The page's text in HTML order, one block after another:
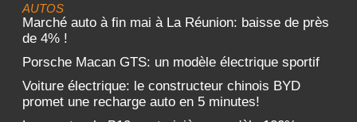
AUTOS
Marché auto à fin mai à La Réunion: baisse de près
de 4% !
Porsche Macan GTS: un modèle électrique sportif
Voiture électrique: le constructeur chinois BYD
promet une recharge auto en 5 minutes!